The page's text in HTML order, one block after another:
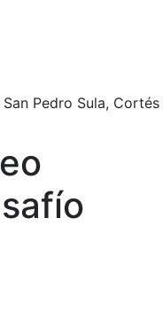
San Pedro Sula, Cortés